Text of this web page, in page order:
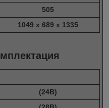
505
1049 х 689 х 1335
(24В)